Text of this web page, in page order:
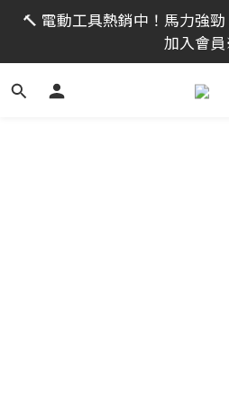
限時活動｜全館消費滿
趁現在！立即逛
🔨 電動工具熱銷中！馬力強
加入會
限時活動｜全館消費滿
趁現在！立即逛